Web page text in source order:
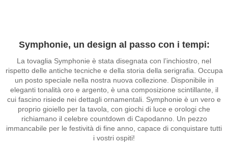
Symphonie, un design al passo con i tempi:
La tovaglia Symphonie è stata disegnata con l’inchiostro, nel
rispetto delle antiche tecniche e della storia della serigrafia. Occupa
un posto speciale nella nostra nuova collezione. Disponibile in
eleganti tonalità oro e argento, è una composizione scintillante, il
cui fascino risiede nei dettagli ornamentali. Symphonie è un vero e
proprio gioiello per la tavola, con giochi di luce e orologi che
richiamano il celebre countdown di Capodanno. Un pezzo
immancabile per le festività di fine anno, capace di conquistare tutti
i vostri ospiti!